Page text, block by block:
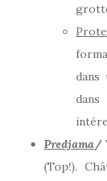
dans
Predjama/
(Top!).